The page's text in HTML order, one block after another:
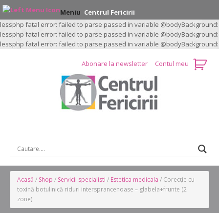
lessphp fatal error: failed to parse passed in variable @bodyBackground:
lessphp fatal error: failed to parse passed in variable @bodyBackground:
lessphp fatal error: failed to parse passed in variable @bodyBackground:
Abonare la newsletter Contul meu
Acasă / Shop / Servicii specialisti / Estetica medicala / Corecție cu
toxină botulinică riduri intersprancenoase – glabela+frunte (2
zone)
Meniu Centrul Fericirii